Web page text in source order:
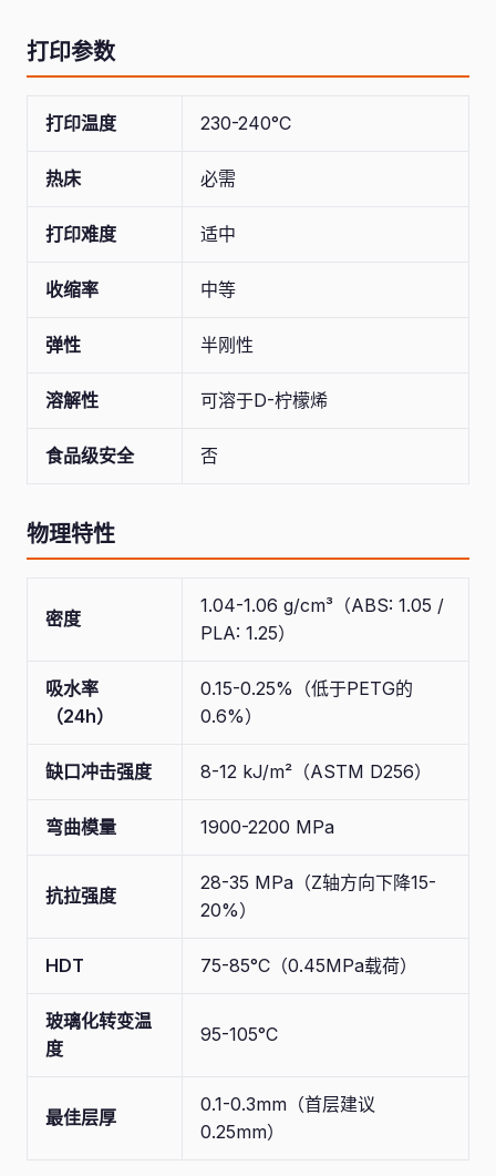
打印参数
打印温度 230-240°C
热床 必需
打印难度 适中
收缩率 中等
弹性 半刚性
溶解性 可溶于D-柠檬烯
食品级安全 否
物理特性
密度
1.04-1.06 g/cm³（ABS: 1.05 /
PLA: 1.25）
吸水率
（24h）
0.15-0.25%（低于PETG的
0.6%）
缺口冲击强度 8-12 kJ/m²（ASTM D256）
弯曲模量 1900-2200 MPa
抗拉强度
28-35 MPa（Z轴方向下降15-
20%）
HDT 75-85°C（0.45MPa载荷）
玻璃化转变温
度
95-105°C
最佳层厚
0.1-0.3mm（首层建议
0.25mm）